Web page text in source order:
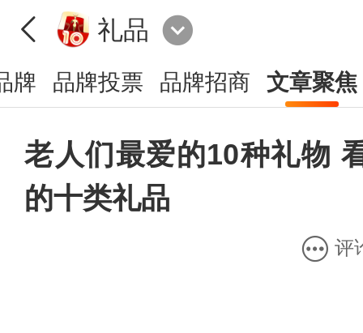
礼品
牌 品牌投票 品牌招商 文章聚焦
老人们最爱的10种礼物
的十类礼品
评